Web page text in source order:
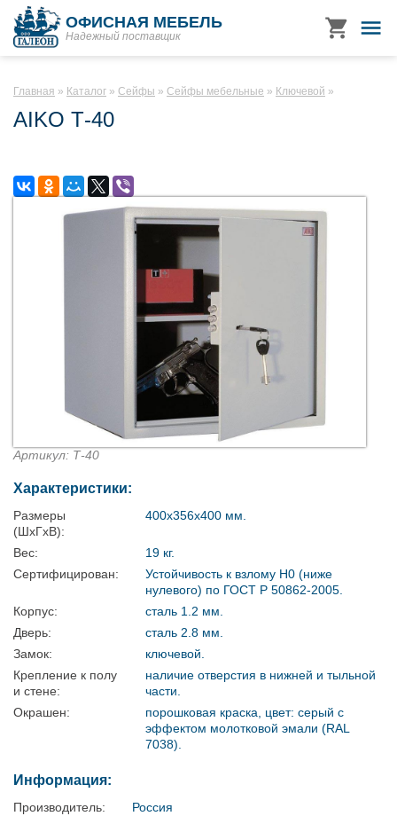
ОФИСНАЯ МЕБЕЛЬ
Надежный поставщик
Главная Каталог Сейфы Сейфы мебельные Ключевой
AIKO Т-40
Артикул: Т-40
Характеристики:
Размеры
(ШхГхВ):
400х356х400 мм.
Вес:
19 кг.
Сертифицирован:
Устойчивость к взлому Н0 (ниже
нулевого) по ГОСТ Р 50862-2005.
Корпус:
сталь 1.2 мм.
Дверь:
сталь 2.8 мм.
Замок:
ключевой.
Крепление к полу
и стене:
наличие отверстия в нижней и тыльной
части.
Окрашен:
порошковая краска, цвет: серый с
эффектом молотковой эмали (RAL
7038).
Информация:
Производитель:
Россия